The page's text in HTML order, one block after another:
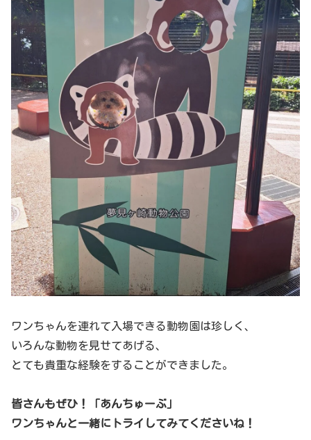
ワンちゃんを連れて入場できる動物園は珍しく、
いろんな動物を見せてあげる、
とても貴重な経験をすることができました。
皆さんもぜひ！「あんちゅーぶ」
ワンちゃんと一緒にトライしてみてくださいね！